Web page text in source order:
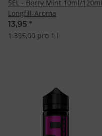
5EL - Berry Mint 10ml/120ml
Longfill-Aroma
13,95 *
1.395,00 pro 1 l